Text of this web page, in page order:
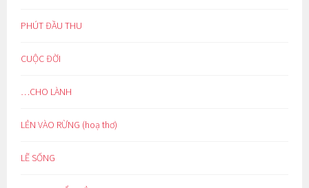
PHÚT ĐẦU THU
CUỘC ĐỜI
…CHO LÀNH
LẺN VÀO RỪNG (hoạ thơ)
LẼ SỐNG